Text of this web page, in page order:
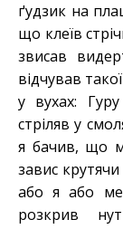
ґудзик на
що клеїв
звисав
відчував
у вухах:
стріляв у
я бачив, що
завис
або я або
розкрив